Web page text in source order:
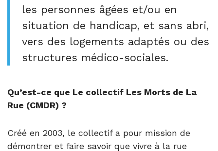
les personnes âgées et/ou en
situation de handicap, et sans abri,
vers des logements adaptés ou des
structures médico-sociales.
Qu’est-ce que Le collectif Les Morts de La
Rue (CMDR) ?
Créé en 2003, le collectif a pour mission de
démontrer et faire savoir que vivre à la rue